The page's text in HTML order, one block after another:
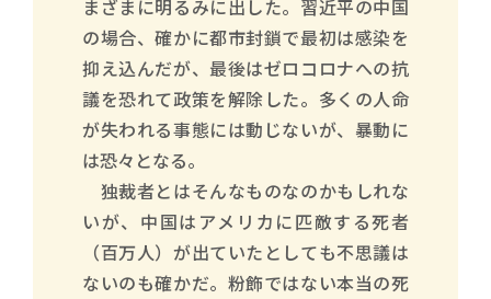
まざまに明るみに出した。習近平の中国
の場合、確かに都市封鎖で最初は感染を
抑え込んだが、最後はゼロコロナへの抗
議を恐れて政策を解除した。多くの人命
が失われる事態には動じないが、暴動に
は恐々となる。
独裁者とはそんなものなのかもしれな
いが、中国はアメリカに匹敵する死者
（百万人）が出ていたとしても不思議は
ないのも確かだ。粉飾ではない本当の死